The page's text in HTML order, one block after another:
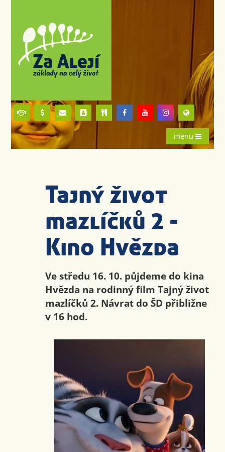
menu
Tajný život
mazlíčků 2 -
Kino Hvězda
Ve středu 16. 10. půjdeme do kina
Hvězda na rodinný film Tajný život
mazlíčků 2. Návrat do ŠD přibližne
v 16 hod.